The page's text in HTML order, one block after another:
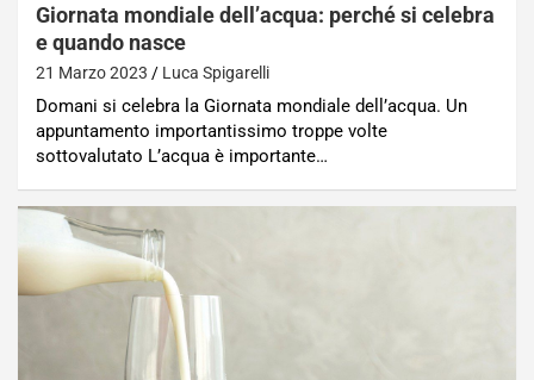
Giornata mondiale dell’acqua: perché si celebra
e quando nasce
21 Marzo 2023 Luca Spigarelli
Domani si celebra la Giornata mondiale dell’acqua. Un
appuntamento importantissimo troppe volte
sottovalutato L’acqua è importante…